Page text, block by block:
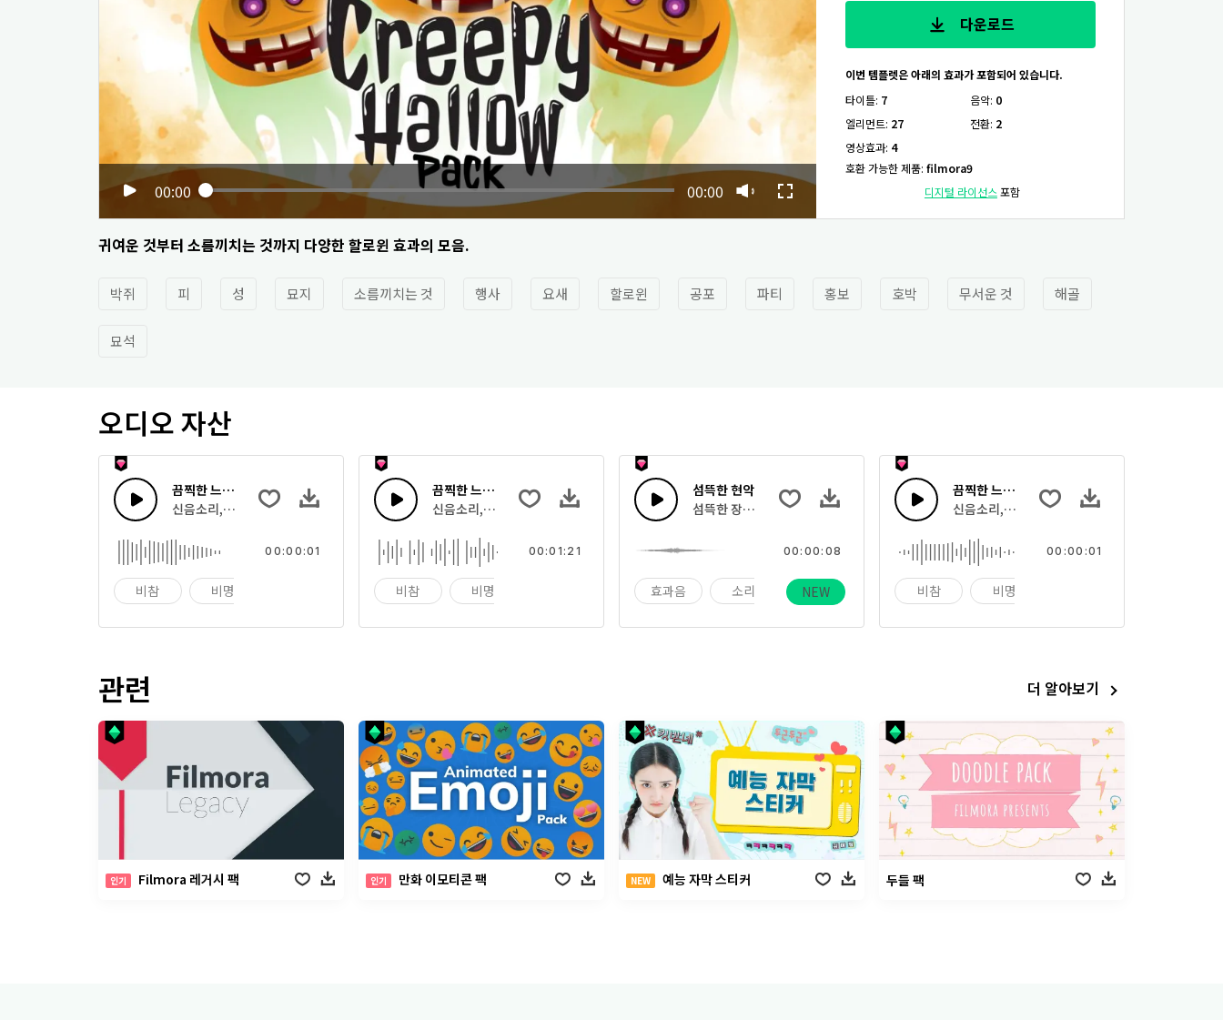
00:00 00:00
다운로드
이번 템플렛은 아래의 효과가 포함되어 있습니다.
타이틀: 7 음악: 0
엘리먼트: 27 전환: 2
영상효과: 4
호환 가능한 제품: filmora9
디지털 라이선스 포함
귀여운 것부터 소름끼치는 것까지 다양한 할로윈 효과의 모음.
박쥐 피 성 묘지 소름끼치는 것 행사 요새 할로윈 공포 파티 홍보 호박 무서운 것 해골
묘석
오디오 자산
끔찍한 느낌 56
신음소리, 괴물 으르렁의 효과음의 집합
비참 비명
00:00:01
끔찍한 느낌 16
신음소리, 괴물 으르렁의 효과음의 집합
비참 비명
00:01:21
섬뜩한 현악
섬뜩한 장면을 생생하게 만드는 현악 연주 효과음입니다.
효과음 소리 사운드 효과
00:00:08
NEW
끔찍한 느낌 54
신음소리, 괴물 으르렁의 효과음의 집합
비참 비명
00:00:01
관련 더 알아보기
인기 Filmora 레거시 팩 인기 만화 이모티콘 팩 NEW 예능 자막 스티커 두들 팩